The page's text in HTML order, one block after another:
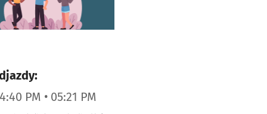
PM • 05:21 PM